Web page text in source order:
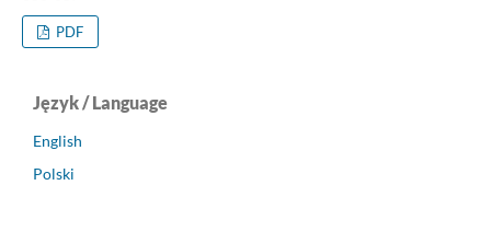
PDF
Język / Language
English
Polski